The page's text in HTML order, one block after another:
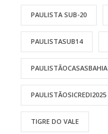
PAULISTA SUB-20
PAULISTASUB14
PAULISTÃOCASASBAHIA
PAULISTÃOSICREDI2025
TIGRE DO VALE